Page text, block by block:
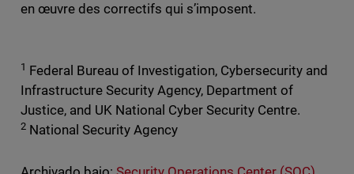
en œuvre des correctifs qui s’imposent.
1 Federal Bureau of Investigation, Cybersecurity and
Infrastructure Security Agency, Department of
Justice, and UK National Cyber Security Centre.
2National Security Agency